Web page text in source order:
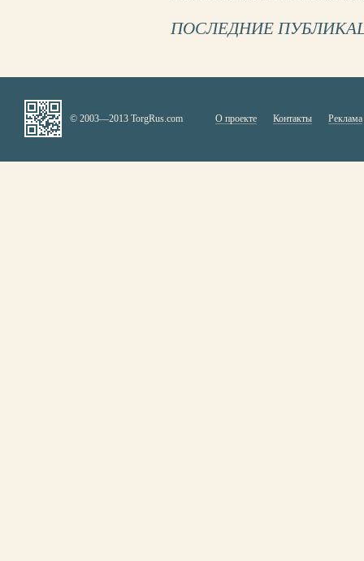
ПОСЛЕДНИЕ
© 2003—2013 TorgRus.com О проекте Контакты Реклама